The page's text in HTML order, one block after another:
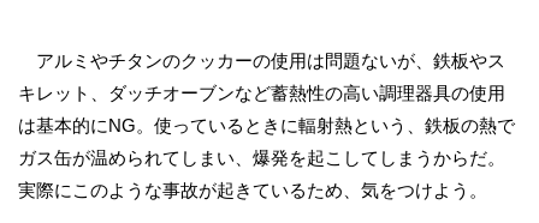
アルミやチタンのクッカーの使用は問題ないが、鉄板やス
キレット、ダッチオーブンなど蓄熱性の高い調理器具の使用
は基本的にNG。使っているときに輻射熱という、鉄板の熱で
ガス缶が温められてしまい、爆発を起こしてしまうからだ。
実際にこのような事故が起きているため、気をつけよう。